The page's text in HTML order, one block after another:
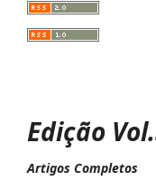
Edição
Artigos Completos